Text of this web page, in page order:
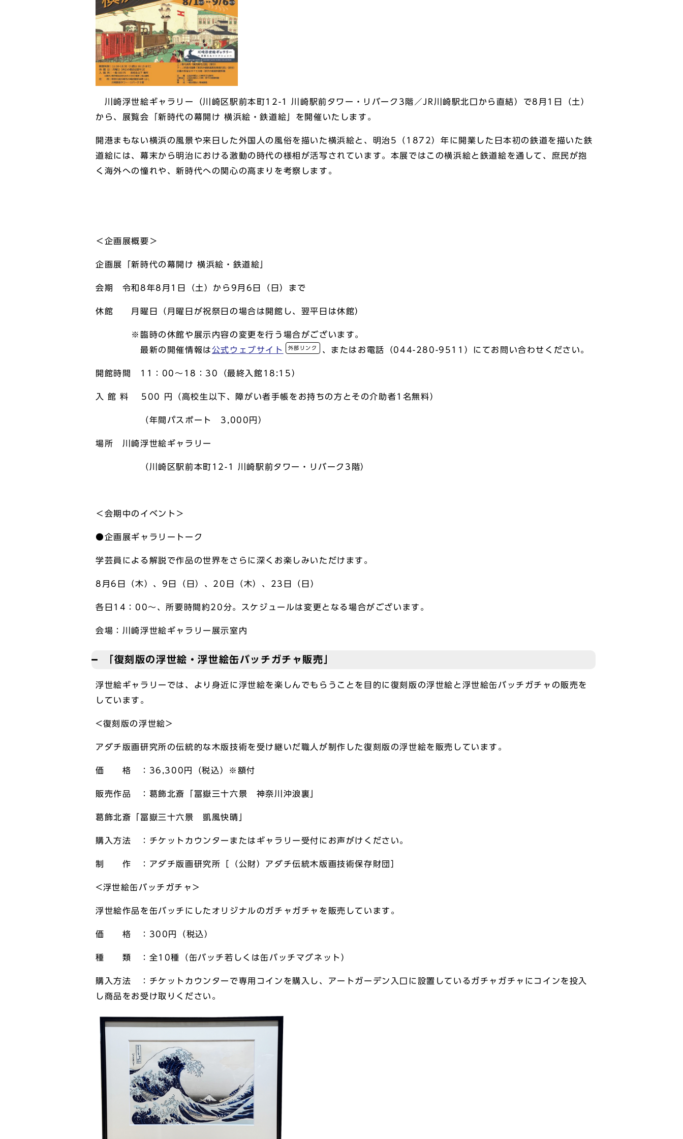
川崎浮世絵ギャラリー（川崎区駅前本町12-1 川崎駅前タワー・リバーク3階／JR川崎駅北口から直結）で8月1日（土）
から、展覧会「新時代の幕開け 横浜絵・鉄道絵」を開催いたします。
開港まもない横浜の風景や来日した外国人の風俗を描いた横浜絵と、明治5（1872）年に開業した日本初の鉄道を描いた鉄
道絵には、幕末から明治における激動の時代の様相が活写されています。本展ではこの横浜絵と鉄道絵を通して、庶民が抱
く海外への憧れや、新時代への関心の高まりを考察します。
＜企画展概要＞
企画展「新時代の幕開け 横浜絵・鉄道絵」
会期 令和8年8月1日（土）から9月6日（日）まで
休館 月曜日（月曜日が祝祭日の場合は開館し、翌平日は休館）
※臨時の休館や展示内容の変更を行う場合がございます。
最新の開催情報は公式ウェブサイト 外部リンク 、またはお電話（044-280-9511）にてお問い合わせください。
開館時間 11：00～18：30（最終入館18:15）
入 館 料 500 円（高校生以下、障がい者手帳をお持ちの方とその介助者1名無料）
（年間パスポート 3,000円）
場所 川崎浮世絵ギャラリー
（川崎区駅前本町12-1 川崎駅前タワー・リバーク3階）
＜会期中のイベント＞
●企画展ギャラリートーク
学芸員による解説で作品の世界をさらに深くお楽しみいただけます。
8月6日（木）、9日（日）、20日（木）、23日（日）
各日14：00～、所要時間約20分。スケジュールは変更となる場合がございます。
会場：川崎浮世絵ギャラリー展示室内
「復刻版の浮世絵・浮世絵缶バッチガチャ販売」
浮世絵ギャラリーでは、より身近に浮世絵を楽しんでもらうことを目的に復刻版の浮世絵と浮世絵缶バッチガチャの販売を
しています。
<復刻版の浮世絵>
アダチ版画研究所の伝統的な木版技術を受け継いだ職人が制作した復刻版の浮世絵を販売しています。
価 格 ：36,300円（税込）※額付
販売作品 ：葛飾北斎「冨嶽三十六景 神奈川沖浪裏」
葛飾北斎「冨嶽三十六景 凱風快晴」
購入方法 ：チケットカウンターまたはギャラリー受付にお声がけください。
制 作 ：アダチ版画研究所［（公財）アダチ伝統木版画技術保存財団］
<浮世絵缶バッチガチャ>
浮世絵作品を缶バッチにしたオリジナルのガチャガチャを販売しています。
価 格 ：300円（税込）
種 類 ：全10種（缶バッチ若しくは缶バッチマグネット）
購入方法 ：チケットカウンターで専用コインを購入し、アートガーデン入口に設置しているガチャガチャにコインを投入
し商品をお受け取りください。